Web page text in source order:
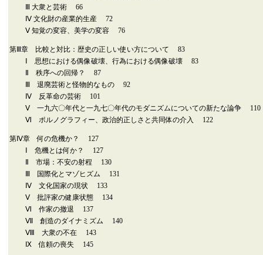
Ⅲ 大衆と芸術 66
Ⅳ 文化財の産業的生産 72
Ⅴ 知覚の変容、美学の変容 76
第Ⅲ章 比較と対比：歴史の正しい使い方について 83
Ⅰ 思想における偶像破壊、行為における偶像破壊 83
Ⅱ 秩序への回帰？ 87
Ⅲ 退廃芸術と怪物的なもの 92
Ⅳ 反革命の芸術 101
Ⅴ 一九六〇年代と一九七〇年代のモダニズムについての新たな論争 110
Ⅵ ポルノグラフィー、政治的正しさと共同体の介入 122
第Ⅳ章 何の危機か？ 127
Ⅰ 危機とは何か？ 127
Ⅱ 市場：不安の射程 130
Ⅲ 国際化とマゾヒズム 131
Ⅳ 文化国家の現状 133
Ⅴ 批評家の健康状態 134
Ⅵ 作家の撤退 137
Ⅶ 創造のダイナミズム 140
Ⅷ 大衆の不在 143
Ⅸ 信頼の喪失 145